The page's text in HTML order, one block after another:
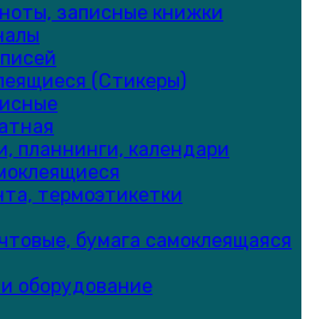
записные книжки
(Стикеры)
планнинги, календари
термоэтикетки
бумага самоклеящаяся
оборудование